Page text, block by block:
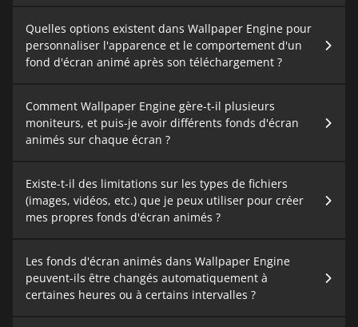
Quelles options existent dans Wallpaper Engine pour
personnaliser l'apparence et le comportement d'un
fond d'écran animé après son téléchargement ?
Comment Wallpaper Engine gère-t-il plusieurs
moniteurs, et puis-je avoir différents fonds d'écran
animés sur chaque écran ?
Existe-t-il des limitations sur les types de fichiers
(images, vidéos, etc.) que je peux utiliser pour créer
mes propres fonds d'écran animés ?
Les fonds d'écran animés dans Wallpaper Engine
peuvent-ils être changés automatiquement à
certaines heures ou à certains intervalles ?